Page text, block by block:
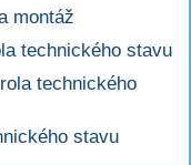
montáž
technického stavu
technického
stavu